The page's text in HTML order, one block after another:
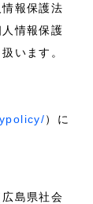
報保護法
情報保護
います。
）に
島県社会